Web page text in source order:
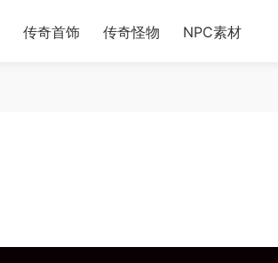
传奇首饰 传奇怪物 NPC素材